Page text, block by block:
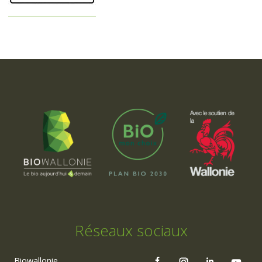
Réseaux sociaux